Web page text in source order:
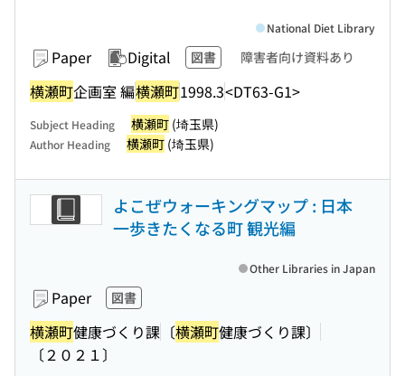
Paper Digital 図書 障害者向け資料あり
横瀬町企画室 編横瀬町1998.3<DT63-G1>
National Diet Library
Subject Heading 横瀬町 (埼玉県)
Author Heading 横瀬町 (埼玉県)
よこぜウォーキングマップ : 日本
一歩きたくなる町 観光編
Paper 図書
横瀬町健康づくり課 〔横瀬町健康づくり課〕
〔２０２１〕
Other Libraries in Japan